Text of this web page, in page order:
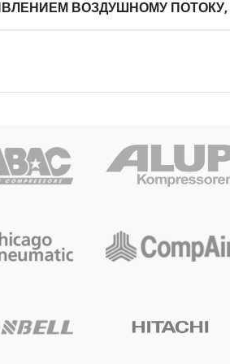
ВОЗДУШНОМУ ПОТОКУ,